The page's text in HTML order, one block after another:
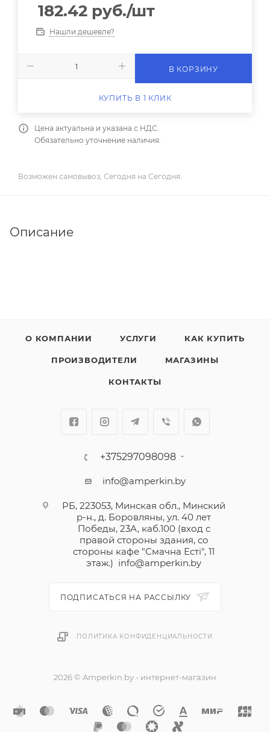
182.42 руб./шт
Нашли дешевле?
В КОРЗИНУ
КУПИТЬ В 1 КЛИК
Цена актуальна и указана с НДС.
Обязательно уточнение наличия.
Возможен самовывоз, Сегодня на Сегодня.
Описание
О КОМПАНИИ УСЛУГИ КАК КУПИТЬ
ПРОИЗВОДИТЕЛИ МАГАЗИНЫ
КОНТАКТЫ
+375297098098
info@amperkin.by
РБ, 223053, Минская обл., Минский
р-н., д. Боровляны, ул. 40 лет
Победы, 23А, каб.100 (вход с
правой стороны здания, со
стороны кафе "Смачна Естi", 11
этаж.) info@amperkin.by
ПОДПИСАТЬСЯ НА РАССЫЛКУ
ПОЛИТИКА КОНФИДЕНЦИАЛЬНОСТИ
2026 © Amperkin.by - интернет-магазин